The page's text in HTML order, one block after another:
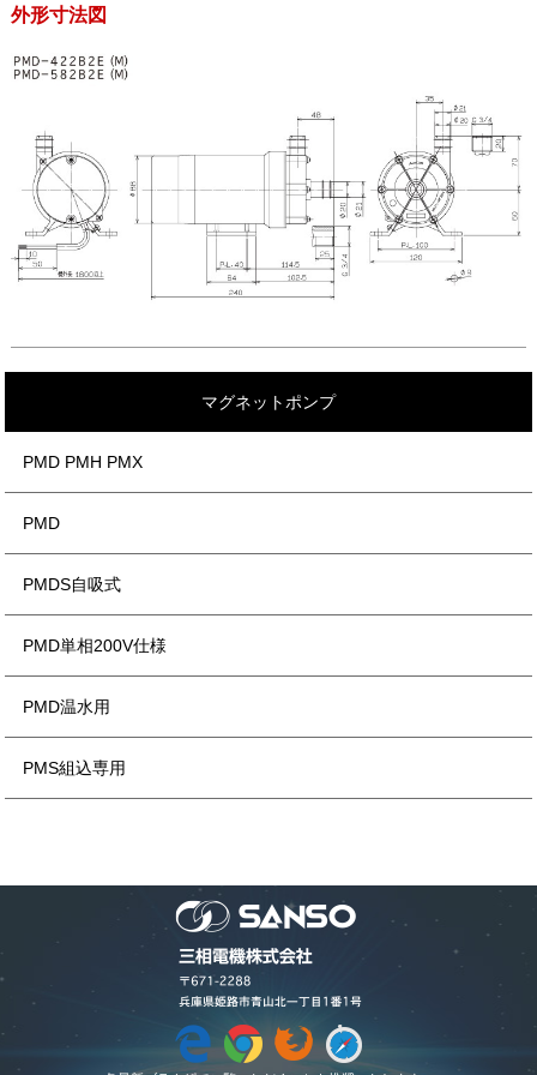
外形寸法図
マグネットポンプ
PMD PMH PMX
PMD
PMDS自吸式
PMD単相200V仕様
PMD温水用
PMS組込専用